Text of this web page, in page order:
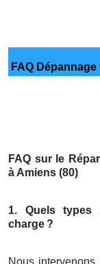
FAQ
FAQ sur le
à Amiens (80)
1. Quels types
charge ?